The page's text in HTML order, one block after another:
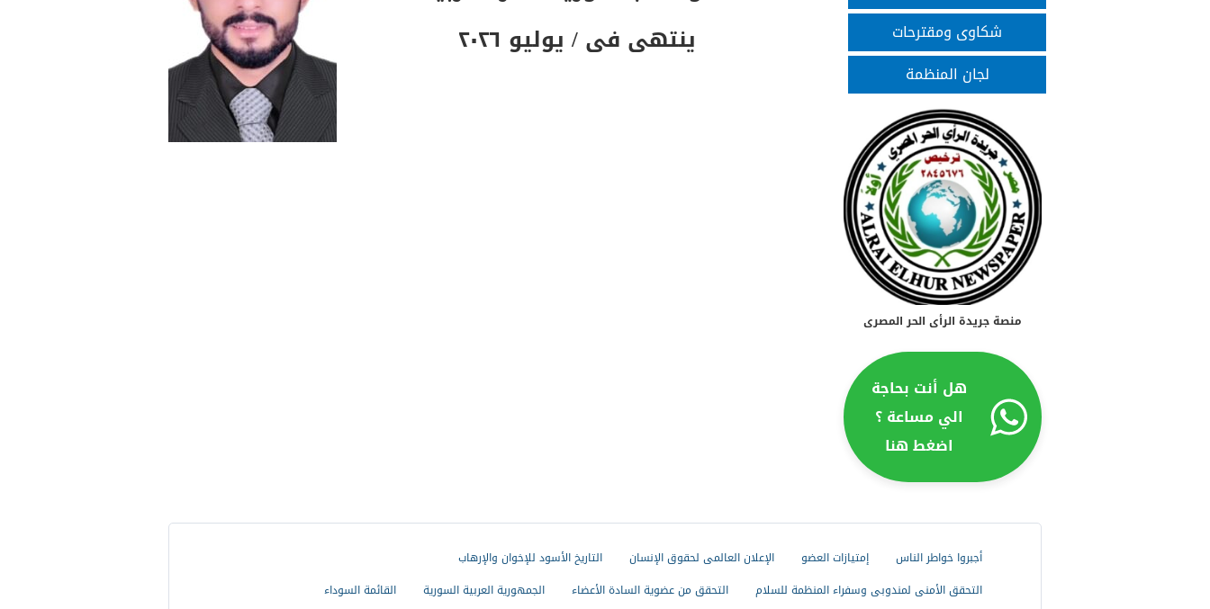
شكاوى ومقترحات
لجان المنظمة
منصة جريدة الرأى الحر المصرى
هل أنت بحاجة
الي مساعة ؟
اضغط هنا
ينتهى فى / يوليو ٢٠٢٦
أجبروا خواطر الناس إمتيازات العضو الإعلان العالمى لحقوق الإنسان
التاريخ الأسود للإخوان والإرهاب
التحقق الأمنى لمندوبى وسفراء المنظمة للسلام
التحقق من عضوية السادة الأعضاء الجمهورية العربية السورية القائمة السوداء